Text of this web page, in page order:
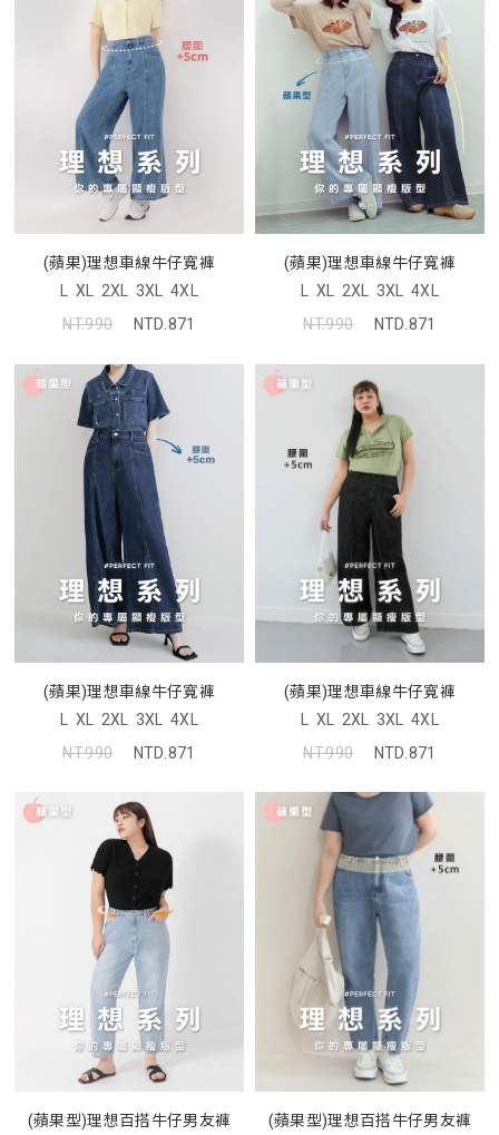
(蘋果)理想車線牛仔寬褲
L XL 2XL 3XL 4XL
NT.990
NTD.871
(蘋果)理想車線牛仔寬褲
L XL 2XL 3XL 4XL
NT.990
NTD.871
(蘋果)理想車線牛仔寬褲
L XL 2XL 3XL 4XL
NT.990
NTD.871
(蘋果)理想車線牛仔寬褲
L XL 2XL 3XL 4XL
NT.990
NTD.871
(蘋果型)理想百搭牛仔男友褲
(蘋果型)理想百搭牛仔男友褲